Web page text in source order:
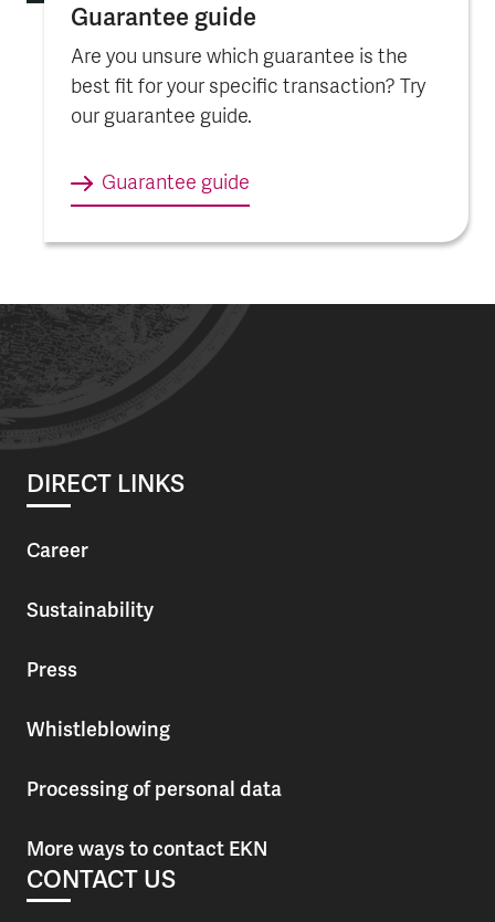
Guarantee guide
Are you unsure which guarantee is the
best fit for your specific transaction? Try
our guarantee guide.
Guarantee guide
DIRECT LINKS
Career
Sustainability
Press
Whistleblowing
Processing of personal data
More ways to contact EKN
CONTACT US